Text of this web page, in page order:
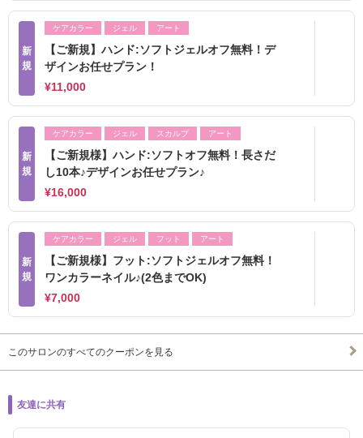
新
規
ケアカラー ジェル アート
【ご新規】ハンド:ソフトジェルオフ無料！デ
ザインお任せプラン！
¥11,000
新
規
ケアカラー ジェル スカルプ アート
【ご新規様】ハンド:ソフトオフ無料！長さだ
し10本♪デザインお任せプラン♪
¥16,000
新
規
ケアカラー ジェル フット アート
【ご新規様】フット:ソフトジェルオフ無料！
ワンカラーネイル♪(2色までOK)
¥7,000
このサロンのすべてのクーポンを見る
友達に共有